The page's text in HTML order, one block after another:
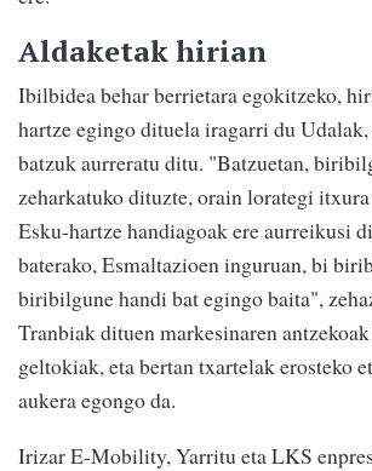
Aldaketak hirian
Ibilbidea behar berrietara egokitzeko,
hartze egingo dituela iragarri du
batzuk aurreratu ditu. "Batzuetan,
zeharkatuko dituzte, orain lorategi
Esku-hartze handiagoak ere aurreikusi
baterako, Esmaltazioen inguruan, bi
biribilgune handi bat egingo baita",
Tranbiak dituen markesinaren
geltokiak, eta bertan txartelak erosteko
aukera egongo da.
Irizar E-Mobility, Yarritu eta LKS